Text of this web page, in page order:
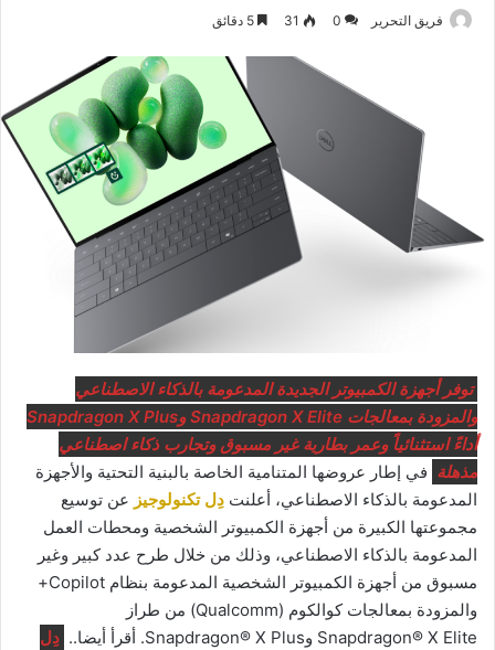
فريق التحرير 0
31
توفر أجهزة الكمبيوتر الجديدة المدعومة بالذكاء الاصطناعي
والمزودة بمعالجات Snapdragon X Elite وSnapdragon X Plus
أداءً استثنائياً وعمر بطارية غير مسبوق وتجارب ذكاء اصطناعي
مذهلة في إطار عروضها المتنامية الخاصة بالبنية التحتية والأجهزة
المدعومة بالذكاء الاصطناعي، أعلنت دِل تكنولوجيز عن توسيع
مجموعتها الكبيرة من أجهزة الكمبيوتر الشخصية ومحطات العمل
المدعومة بالذكاء الاصطناعي، وذلك من خلال طرح عدد كبير وغير
مسبوق من أجهزة الكمبيوتر الشخصية المدعومة بنظام Copilot+
والمزودة بمعالجات كوالكوم (Qualcomm) من طراز
Snapdragon® X Elite وSnapdragon® X Plus. أقرأ أيضا..
دِل